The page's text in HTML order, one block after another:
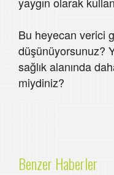
Bu heyecan verici
düşünüyorsunuz?
sağlık alanında
miydiniz?
Benzer Haberler